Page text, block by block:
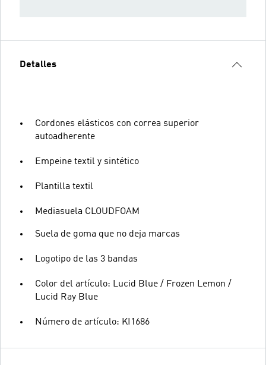
Detalles
Cordones elásticos con correa superior
autoadherente
Empeine textil y sintético
Plantilla textil
Mediasuela CLOUDFOAM
Suela de goma que no deja marcas
Logotipo de las 3 bandas
Color del artículo: Lucid Blue / Frozen Lemon /
Lucid Ray Blue
Número de artículo: KI1686